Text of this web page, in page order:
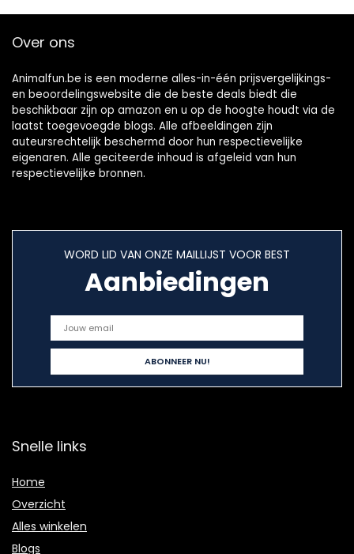
hamsters, varken,
– 4 stuks
Over ons
Animalfun.be is een moderne alles-in-één prijsvergelijkings-
en beoordelingswebsite die de beste deals biedt die
beschikbaar zijn op amazon en u op de hoogte houdt via de
laatst toegevoegde blogs. Alle afbeeldingen zijn
auteursrechtelijk beschermd door hun respectievelijke
eigenaren. Alle geciteerde inhoud is afgeleid van hun
respectievelijke bronnen.
WORD LID VAN ONZE MAILLIJST VOOR BEST
Aanbiedingen
Snelle links
Home
Overzicht
Alles winkelen
Blogs